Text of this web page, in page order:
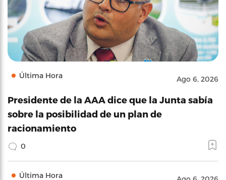
Última Hora Ago 6, 2026
Presidente de la AAA dice que la Junta sabía
sobre la posibilidad de un plan de
racionamiento
0
Última Hora